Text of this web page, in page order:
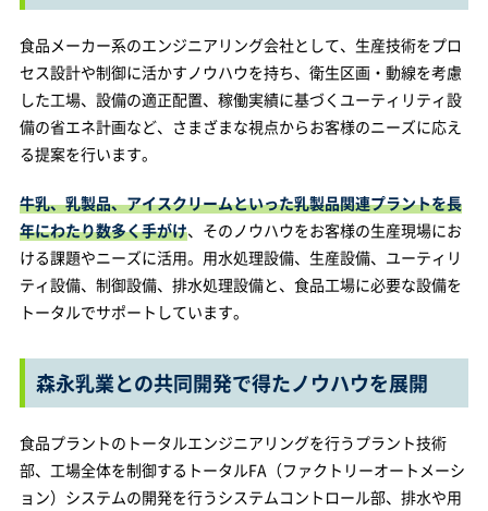
食品メーカー系のエンジニアリング会社として、生産技術をプロ
セス設計や制御に活かすノウハウを持ち、衛生区画・動線を考慮
した工場、設備の適正配置、稼働実績に基づくユーティリティ設
備の省エネ計画など、さまざまな視点からお客様のニーズに応え
る提案を行います。
牛乳、乳製品、アイスクリームといった乳製品関連プラントを長
年にわたり数多く手がけ、そのノウハウをお客様の生産現場にお
ける課題やニーズに活用。用水処理設備、生産設備、ユーティリ
ティ設備、制御設備、排水処理設備と、食品工場に必要な設備を
トータルでサポートしています。
森永乳業との共同開発で得たノウハウを展開
食品プラントのトータルエンジニアリングを行うプラント技術
部、工場全体を制御するトータルFA（ファクトリーオートメーシ
ョン）システムの開発を行うシステムコントロール部、排水や用